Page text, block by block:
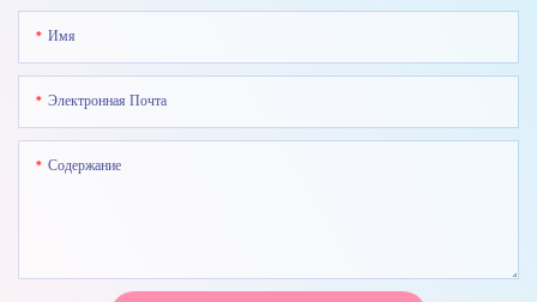
Имя
Электронная Почта
Содержание